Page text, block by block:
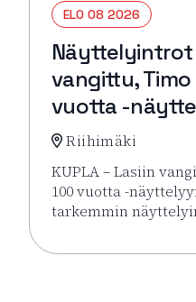
ELO 08 2026
Näyttelyintrot
vangittu,
vuotta -
Riihimäki
KUPLA – Lasiin
100 vuotta -
tarkemmin
Lue lisää